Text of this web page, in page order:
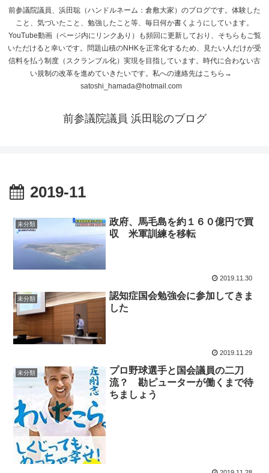
前参議院議員、浜田聡（ハンドルネーム：倉敷大家）のブログです。体験した
こと、気づいたこと、勉強したこと等、毎日何か書くようにしています。
YouTube動画（ページ内にリンクあり）も頻回に更新しており、そちらもご覧
いただけると幸いです。問題山積のNHKを正常化するため、見たい人だけが受
信料を払う制度（スクランブル化）実現を目指しています。時代に合わない古
い規制の改革を進めていきたいです。私への連絡先はこちら→
satoshi_hamada@hotmail.com
前参議院議員 浜田聡のブログ
2019-11
未分類
政府、馬毛島を約１６０億円で買
収 米軍訓練を移転
2019.11.30
未分類
認知症国会勉強会に参加してきま
した
2019.11.29
未分類
プロ野球選手と国会議員の二刀
流？ 勘ピューターが働くまで待
ちましょう